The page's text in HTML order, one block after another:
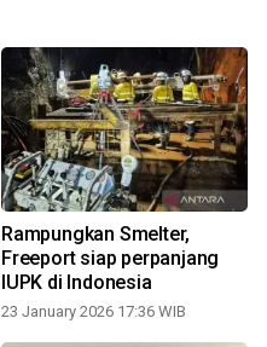
Rampungkan Smelter,
Freeport siap perpanjang
IUPK di Indonesia
23 January 2026 17:36 WIB